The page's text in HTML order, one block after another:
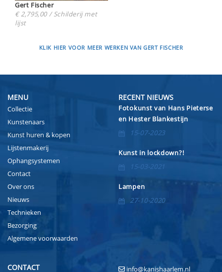
Gert Fischer
€ 2,795,00 / Schilderij met
lijst
KLIK HIER VOOR MEER WERKEN VAN GERT FISCHER
MENU
Collectie
Kunstenaars
Kunst huren & kopen
Lijstenmakerij
Ophangsystemen
Contact
Over ons
Nieuws
Technieken
Bezorging
Algemene voorwaarden
RECENT NIEUWS
Fotokunst van Hans Pieterse
en Hester Blankestijn
15-07-2023
Kunst in lockdown?!
15-03-2021
Lampen
27-10-2020
CONTACT info@kanishaarlem.nl